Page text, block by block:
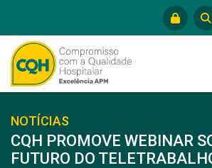
NOTÍCIAS
CQH PROMOVE WEBINAR
FUTURO DO